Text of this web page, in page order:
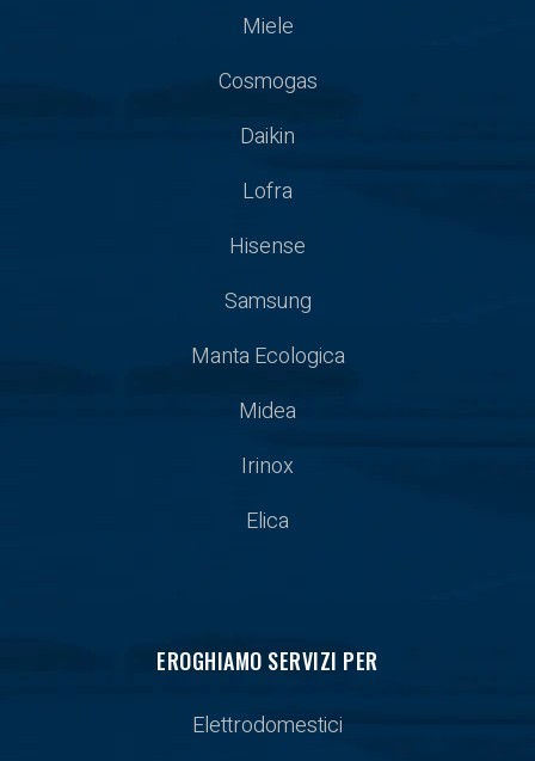
Miele
Cosmogas
Daikin
Lofra
Hisense
Samsung
Manta Ecologica
Midea
Irinox
Elica
EROGHIAMO SERVIZI PER
Elettrodomestici